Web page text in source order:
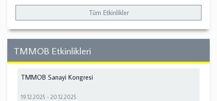
Tüm Etkinlikler
TMMOB Etkinlikleri
TMMOB Sanayi Kongresi
19.12.2025 -20.12.2025